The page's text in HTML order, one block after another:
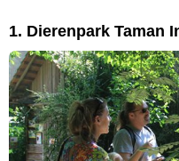
1. Dierenpark Taman